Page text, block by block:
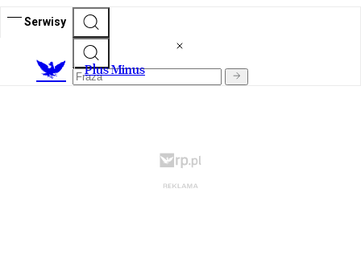
Serwisy
Plus Minus